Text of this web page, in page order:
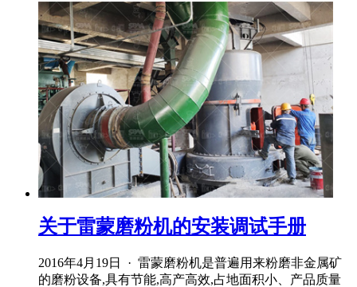
关于雷蒙磨粉机的安装调试手册
2016年4月19日 · 雷蒙磨粉机是普遍用来粉磨非金属矿
的磨粉设备,具有节能,高产高效,占地面积小、产品质量